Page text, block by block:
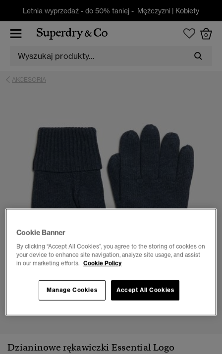
Letnia wyprzedaż - do 50% taniej - Mężczyzni | Kobiety
0
AKCESORIA
Dzianinowe rękawiczki Essential Logo
Cookie Banner
By clicking “Accept All Cookies”, you agree to the storing of cookies on
your device to enhance site navigation, analyze site usage, and assist
in our marketing efforts. Cookie Policy
Accept All Cookies
Manage Cookies